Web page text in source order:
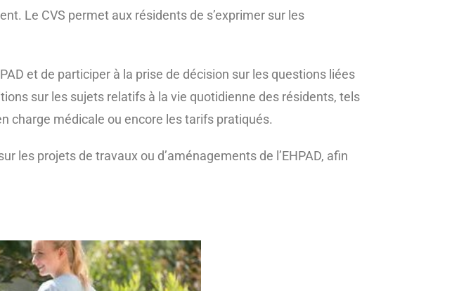
Le CVS permet aux résidents de s’exprimer sur les
et de participer à la prise de décision sur les questions liées
sur les sujets relatifs à la vie quotidienne des résidents, tels
charge médicale ou encore les tarifs pratiqués.
les projets de travaux ou d’aménagements de l’EHPAD, afin